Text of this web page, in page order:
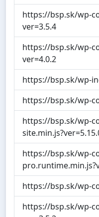
https://bsp.sk/wp-
ver=3.5.4
https://bsp.sk/wp-
ver=4.0.2
https://bsp.sk/wp-
https://bsp.sk/wp-
https://bsp.sk/wp-
https://bsp.sk/wp-
https://bsp.sk/wp-
https://bsp.sk/wp-